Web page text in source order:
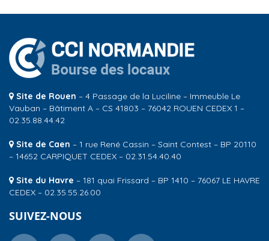
Site de Rouen – 4 Passage de la Luciline – Immeuble Le
Vauban – Bâtiment A – CS 41803 – 76042 ROUEN CEDEX 1 –
02.35.88.44.42
Site de Caen – 1 rue René Cassin – Saint Contest – BP 20110
– 14652 CARPIQUET CEDEX – 02.31.54.40.40
Site du Havre – 181 quai Frissard – BP 1410 – 76067 LE HAVRE
CEDEX – 02.35.55.26.00
SUIVEZ-NOUS